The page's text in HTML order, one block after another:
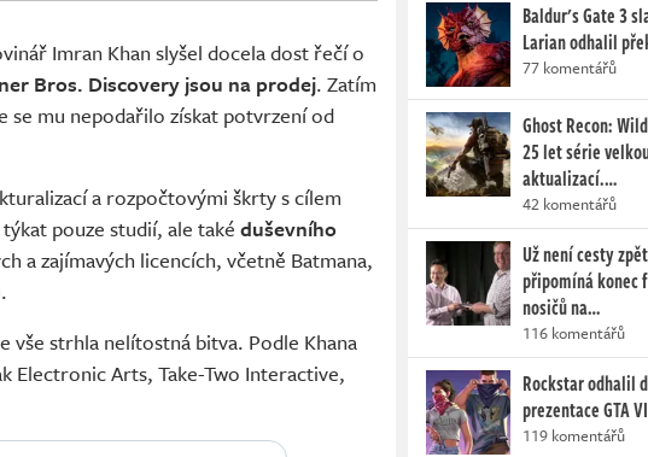
Imran Khan slyšel docela dost řečí o
Bros. Discovery jsou na prodej. Zatím
mu nepodařilo získat potvrzení od
a rozpočtovými škrty s cílem
pouze studií, ale také duševního
a zajímavých licencích, včetně Batmana,
vše strhla nelítostná bitva. Podle Khana
Electronic Arts, Take-Two Interactive,
Baldur's Gate 3
Larian odhalil
77 komentářů
Ghost Recon:
25 let série
aktualizací.…
42 komentářů
Už není cesty
připomíná konec
nosičů na…
116 komentářů
Rockstar odhalil
prezentace GTA VI
119 komentářů